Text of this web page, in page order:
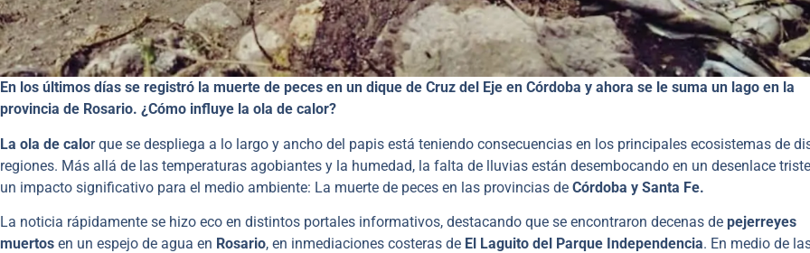
En los últimos días se registró la muerte de peces en un dique de Cruz del Eje en Córdoba y ahora se le suma un lago en la
provincia de Rosario. ¿Cómo influye la ola de calor?
La ola de calor que se despliega a lo largo y ancho del papis está teniendo consecuencias en los principales ecosistemas de
regiones. Más allá de las temperaturas agobiantes y la humedad, la falta de lluvias están desembocando en un desenlace
un impacto significativo para el medio ambiente: La muerte de peces en las provincias de Córdoba y Santa Fe.
La noticia rápidamente se hizo eco en distintos portales informativos, destacando que se encontraron decenas de pejerreyes
muertos en un espejo de agua en Rosario, en inmediaciones costeras de El Laguito del Parque Independencia. En medio de